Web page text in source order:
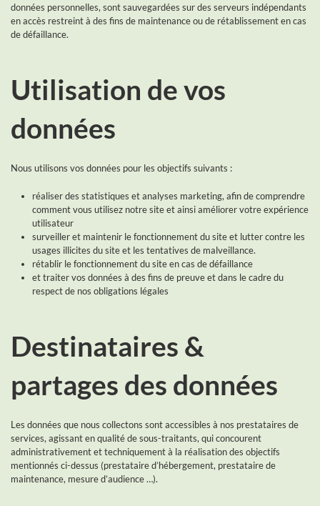
données personnelles, sont sauvegardées sur des serveurs indépendants
en accès restreint à des fins de maintenance ou de rétablissement en cas
de défaillance.
Utilisation de vos
données
Nous utilisons vos données pour les objectifs suivants :
réaliser des statistiques et analyses marketing, afin de comprendre
comment vous utilisez notre site et ainsi améliorer votre expérience
utilisateur
surveiller et maintenir le fonctionnement du site et lutter contre les
usages illicites du site et les tentatives de malveillance.
rétablir le fonctionnement du site en cas de défaillance
et traiter vos données à des fins de preuve et dans le cadre du
respect de nos obligations légales
Destinataires &
partages des données
Les données que nous collectons sont accessibles à nos prestataires de
services, agissant en qualité de sous-traitants, qui concourent
administrativement et techniquement à la réalisation des objectifs
mentionnés ci-dessus (prestataire d’hébergement, prestataire de
maintenance, mesure d’audience …).